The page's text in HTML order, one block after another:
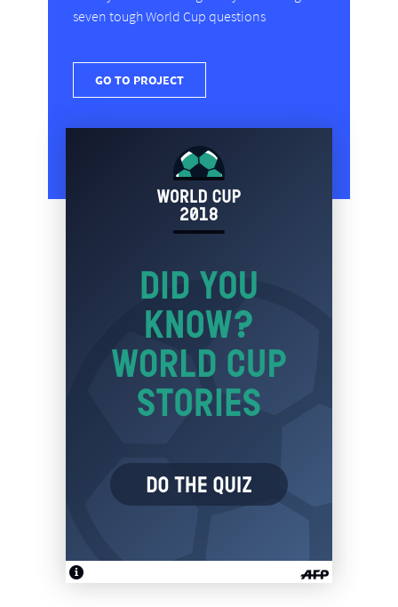
seven tough World Cup questions
GO TO PROJECT